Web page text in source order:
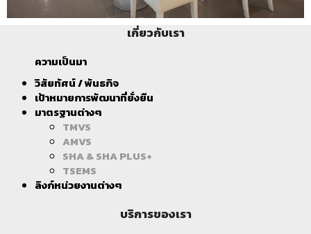
เกี่ยวกับเรา
ความเป็นมา
วิสัยทัศน์ / พันธกิจ
เป้าหมายการพัฒนาที่ยั่งยืน
มาตรฐานต่างๆ
TMVS
AMVS
SHA & SHA PLUS+
TSEMS
ลิงก์หน่วยงานต่างๆ
บริการของเรา